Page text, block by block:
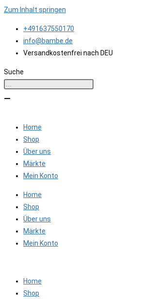
Zum Inhalt springen
+491637550170
info@bambe.de
Versandkostenfrei nach DEU
Suche
Home
Shop
Über uns
Märkte
Mein Konto
Home
Shop
Über uns
Märkte
Mein Konto
Home
Shop